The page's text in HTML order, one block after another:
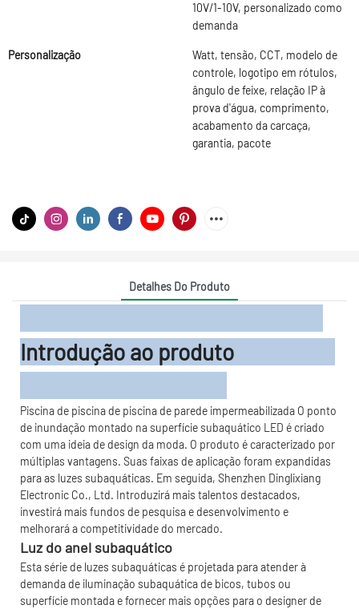
10V/1-10V, personalizado como
demanda
Personalização
Watt, tensão, CCT, modelo de
controle, logotipo em rótulos,
ângulo de feixe, relação IP à
prova d'água, comprimento,
acabamento da carcaça,
garantia, pacote
Detalhes Do Produto
Introdução ao produto
Piscina de piscina de piscina de parede impermeabilizada O ponto
de inundação montado na superfície subaquático LED é criado
com uma ideia de design da moda. O produto é caracterizado por
múltiplas vantagens. Suas faixas de aplicação foram expandidas
para as luzes subaquáticas. Em seguida, Shenzhen Dinglixiang
Electronic Co., Ltd. Introduzirá mais talentos destacados,
investirá mais fundos de pesquisa e desenvolvimento e
melhorará a competitividade do mercado.
Luz do anel subaquático
Esta série de luzes subaquáticas é projetada para atender à
demanda de iluminação subaquática de bicos, tubos ou
superfície montada e fornecer mais opções para o designer de